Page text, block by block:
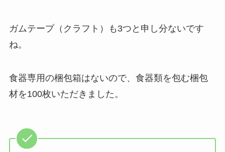
ガムテープ（クラフト）も3つと申し分ないです
ね。
食器専用の梱包箱はないので、食器類を包む梱包
材を100枚いただきました。